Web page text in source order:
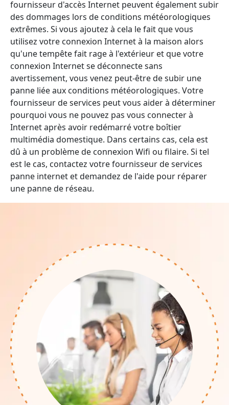
fournisseur d'accès Internet peuvent également subir
des dommages lors de conditions météorologiques
extrêmes. Si vous ajoutez à cela le fait que vous
utilisez votre connexion Internet à la maison alors
qu'une tempête fait rage à l'extérieur et que votre
connexion Internet se déconnecte sans
avertissement, vous venez peut-être de subir une
panne liée aux conditions météorologiques. Votre
fournisseur de services peut vous aider à déterminer
pourquoi vous ne pouvez pas vous connecter à
Internet après avoir redémarré votre boîtier
multimédia domestique. Dans certains cas, cela est
dû à un problème de connexion Wifi ou filaire. Si tel
est le cas, contactez votre fournisseur de services
panne internet et demandez de l'aide pour réparer
une panne de réseau.